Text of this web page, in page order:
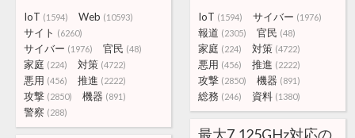
IoT (1594) Web (10593)
サイト (6260)
サイバー (1976) 官民 (48)
家庭 (224) 対策 (4722)
悪用 (456) 推進 (2222)
攻撃 (2850) 機器 (891)
警察 (288)
IoT (1594) サイバー (1976)
報道 (2305) 官民 (48)
家庭 (224) 対策 (4722)
悪用 (456) 推進 (2222)
攻撃 (2850) 機器 (891)
総務 (246) 資料 (1380)
最大7.125GHz対応の